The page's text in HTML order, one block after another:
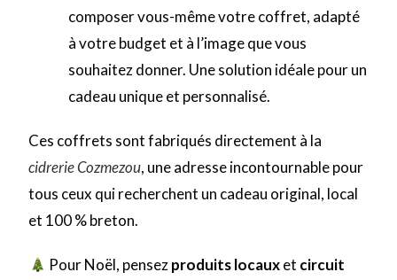
composer vous-même votre coffret, adapté
à votre budget et à l’image que vous
souhaitez donner. Une solution idéale pour un
cadeau unique et personnalisé.
Ces coffrets sont fabriqués directement à la
cidrerie Cozmezou, une adresse incontournable pour
tous ceux qui recherchent un cadeau original, local
et 100 % breton.
Pour Noël, pensezproduits locauxet circuit